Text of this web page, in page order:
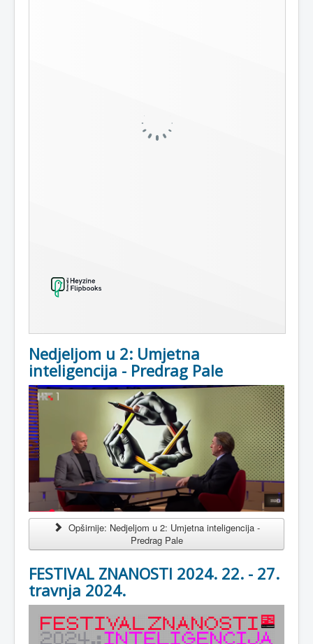
Nedjeljom u 2: Umjetna
inteligencija - Predrag Pale
Opširnije: Nedjeljom u 2: Umjetna inteligencija -
Predrag Pale
FESTIVAL ZNANOSTI 2024. 22. - 27.
travnja 2024.